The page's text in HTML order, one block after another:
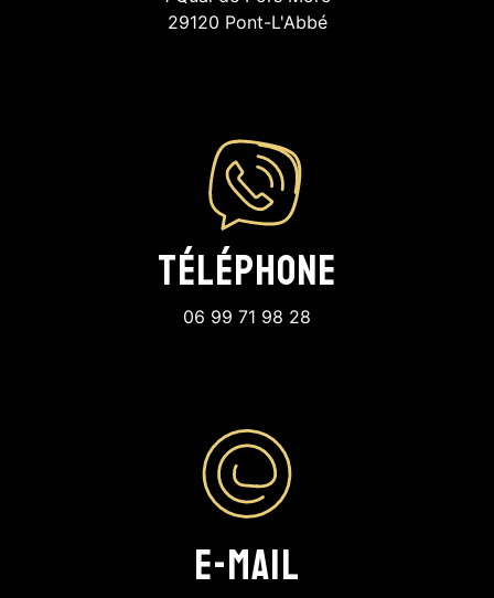
29120 Pont-L'Abbé
Téléphone
06 99 71 98 28
E-mail